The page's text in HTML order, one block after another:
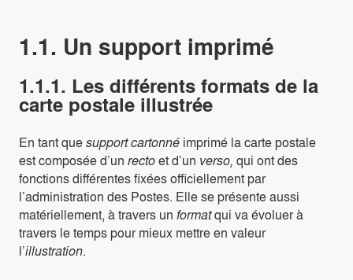
1.1. Un support imprimé
1.1.1. Les différents formats de la
carte postale illustrée
En tant quesupport cartonné imprimé la carte postale
est composée d’un rectoet d’un verso, qui ont des
fonctions différentes fixées officiellement par
l’administration des Postes. Elle se présente aussi
matériellement, à travers un formatqui va évoluer à
travers le temps pour mieux mettre en valeur
l’illustration.